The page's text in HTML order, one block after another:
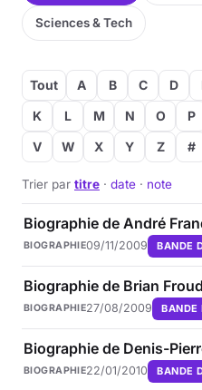
Sciences & Tech
Tout A B C D
K
L M N O P
V
W X Y Z #
Trier par titre · date · note
Biographie de André
BIOGRAPHIE09/11/2009 BANDE
Biographie de Brian Froud
BIOGRAPHIE27/08/2009 BANDE
Biographie de Denis-
BIOGRAPHIE22/01/2010 BANDE